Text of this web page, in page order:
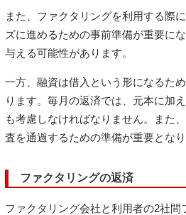
また、ファクタリングを利用する際
ズに進めるための事前準備が重要に
与える可能性があります。
一方、融資は借入という形になるた
ります。毎月の返済では、元本に加
も考慮しなければなりません。また
査を通過するための準備が重要となり
ファクタリングの返済
ファクタリング会社と利用者の2社